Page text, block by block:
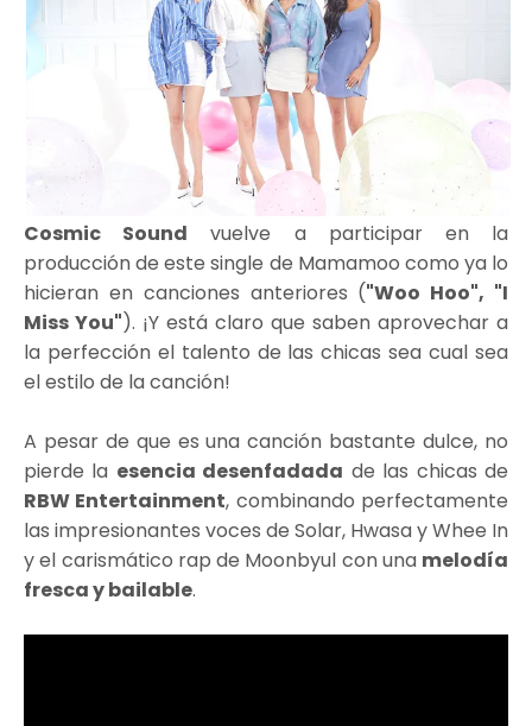
Cosmic Sound vuelve a participar en la
producción de este single de Mamamoo como ya lo
hicieran en canciones anteriores ("Woo Hoo", "I
Miss You"). ¡Y está claro que saben aprovechar a
la perfección el talento de las chicas sea cual sea
el estilo de la canción!
A pesar de que es una canción bastante dulce, no
pierde la esencia desenfadada de las chicas de
RBW Entertainment, combinando perfectamente
las impresionantes voces de Solar, Hwasa y Whee In
y el carismático rap de Moonbyul con una melodía
fresca y bailable.